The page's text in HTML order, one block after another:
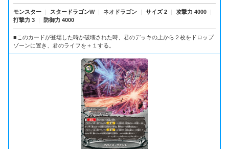
モンスター スタードラゴンW ネオドラゴン サイズ 2 攻撃力 4000
打撃力 3
防御力 4000
■このカードが登場した時か破壊された時、君のデッキの上から２枚をドロップ
ゾーンに置き、君のライフを＋１する。